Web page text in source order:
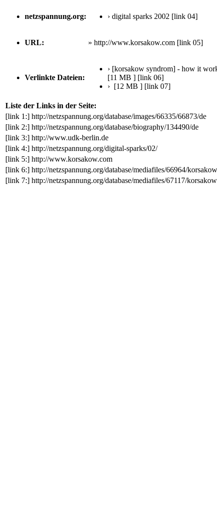
netzspannung.org: › digital sparks 2002 [link 04]
URL: » http://www.korsakow.com [link 05]
Verlinkte Dateien:
› [korsakow syndrom] - how it
[11 MB ] [link 06]
› [12 MB ] [link 07]
Liste der Links in der Seite:
[link 1:] http://netzspannung.org/database/images/66335/66873/de
[link 2:] http://netzspannung.org/database/biography/134490/de
[link 3:] http://www.udk-berlin.de
[link 4:] http://netzspannung.org/digital-sparks/02/
[link 5:] http://www.korsakow.com
[link 6:] http://netzspannung.org/database/mediafiles/66964/
[link 7:] http://netzspannung.org/database/mediafiles/67117/